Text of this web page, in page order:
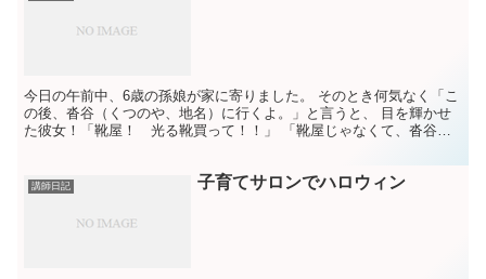
今日の午前中、6歳の孫娘が家に寄りました。 そのとき何気なく「こ
の後、沓谷（くつのや、地名）に行くよ。」と言うと、 目を輝かせ
た彼女！「靴屋！ 光る靴買って！！」 「靴屋じゃなくて、沓谷。
講師日記 子育てサロンでハロウィン